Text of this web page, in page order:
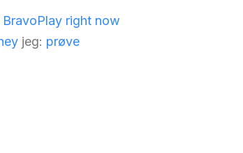
right now
jeg: prøve